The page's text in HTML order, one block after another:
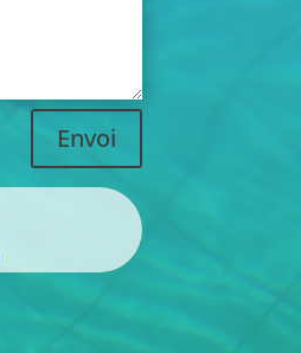
Envoi